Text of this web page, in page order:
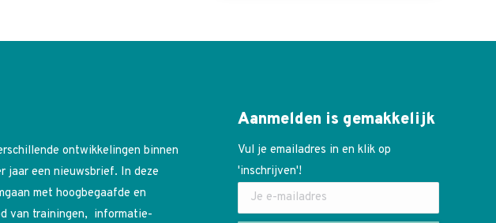
ontwikkelingen binnen
jaar een nieuwsbrief. In deze
met hoogbegaafde en
van trainingen, informatie-
Aanmelden is gemakkelijk
Vul je emailadres in en klik op
'inschrijven'!